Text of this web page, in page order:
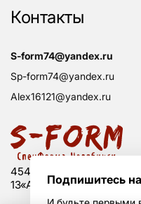
454008 Россия, г.
13«А», оф. 203
Контакты
s-form74@yandex.ru
sp-form74@yandex.ru
alex16121@yandex.ru
Подпишитесь